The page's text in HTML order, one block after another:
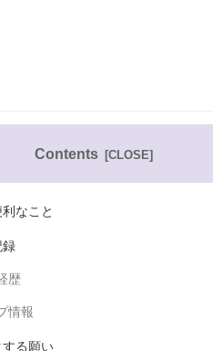
Contents
なこと
録
歴
情報
する願い